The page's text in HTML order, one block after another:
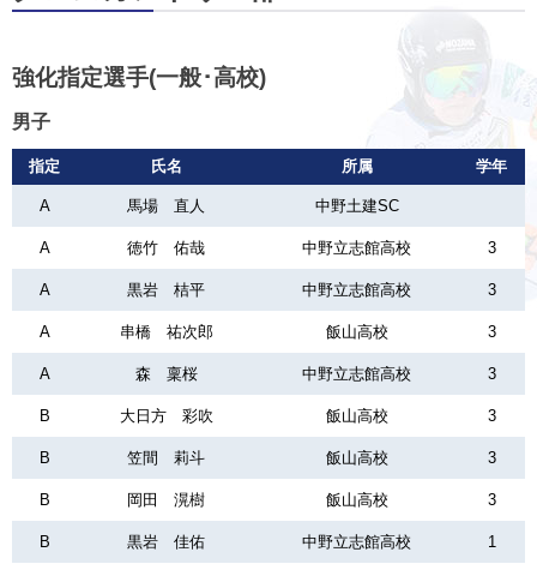
強化指定選手(一般･高校)
男子
指定 氏名 所属 学年
A 馬場 直人 中野土建SC
A 徳竹 佑哉 中野立志館高校 3
A 黒岩 桔平 中野立志館高校 3
A 串橋 祐次郎 飯山高校 3
A 森 稟桜 中野立志館高校 3
B 大日方 彩吹 飯山高校 3
B 笠間 莉斗 飯山高校 3
B 岡田 滉樹 飯山高校 3
B 黒岩 佳佑 中野立志館高校 1